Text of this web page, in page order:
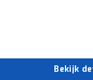
Bekijk